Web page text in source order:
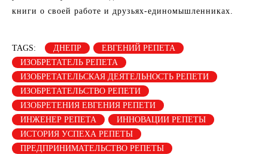
книги о своей работе и друзьях-единомышленниках.
TAGS: ДНЕПР
ЕВГЕНИЙ РЕПЕТА
ИЗОБРЕТАТЕЛЬ РЕПЕТА
ИЗОБРЕТАТЕЛЬСКАЯ ДЕЯТЕЛЬНОСТЬ РЕПЕТИ
ИЗОБРЕТАТЕЛЬСТВО РЕПЕТИ
ИЗОБРЕТЕНИЯ ЕВГЕНИЯ РЕПЕТИ
ИНЖЕНЕР РЕПЕТА
ИННОВАЦИИ РЕПЕТЫ
ИСТОРИЯ УСПЕХА РЕПЕТЫ
ПРЕДПРИНИМАТЕЛЬСТВО РЕПЕТЫ